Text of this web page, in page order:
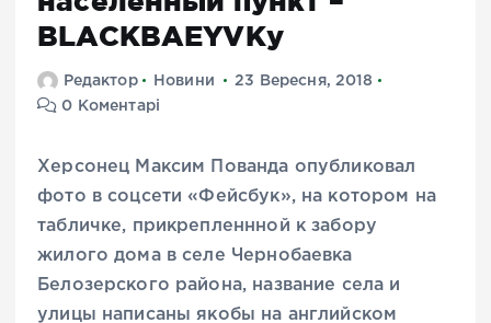
BLACKBAEYVKу
Редактор Новини
23 Вересня, 2018
0 Коментарі
Херсонец Максим Пованда опубликовал
фото в соцсети «Фейсбук», на котором на
табличке, прикрепленнной к забору
жилого дома в селе Чернобаевка
Белозерского района, название села и
улицы написаны якобы на английском